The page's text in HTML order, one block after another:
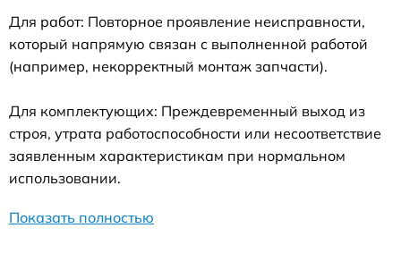
Для работ: Повторное проявление неисправности,
который напрямую связан с выполненной работой
(например, некорректный монтаж запчасти).
Для комплектующих: Преждевременный выход из
строя, утрата работоспособности или несоответствие
заявленным характеристикам при нормальном
использовании.
Показать полностью